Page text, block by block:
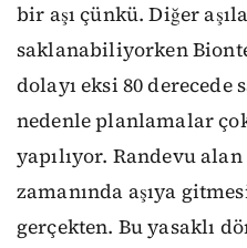
bir aşı çünkü. Diğer
saklanabiliyorken
dolayı eksi 80
nedenle planlamalar
yapılıyor. Randevu
zamanında aşıya
gerçekten. Bu yasaklı